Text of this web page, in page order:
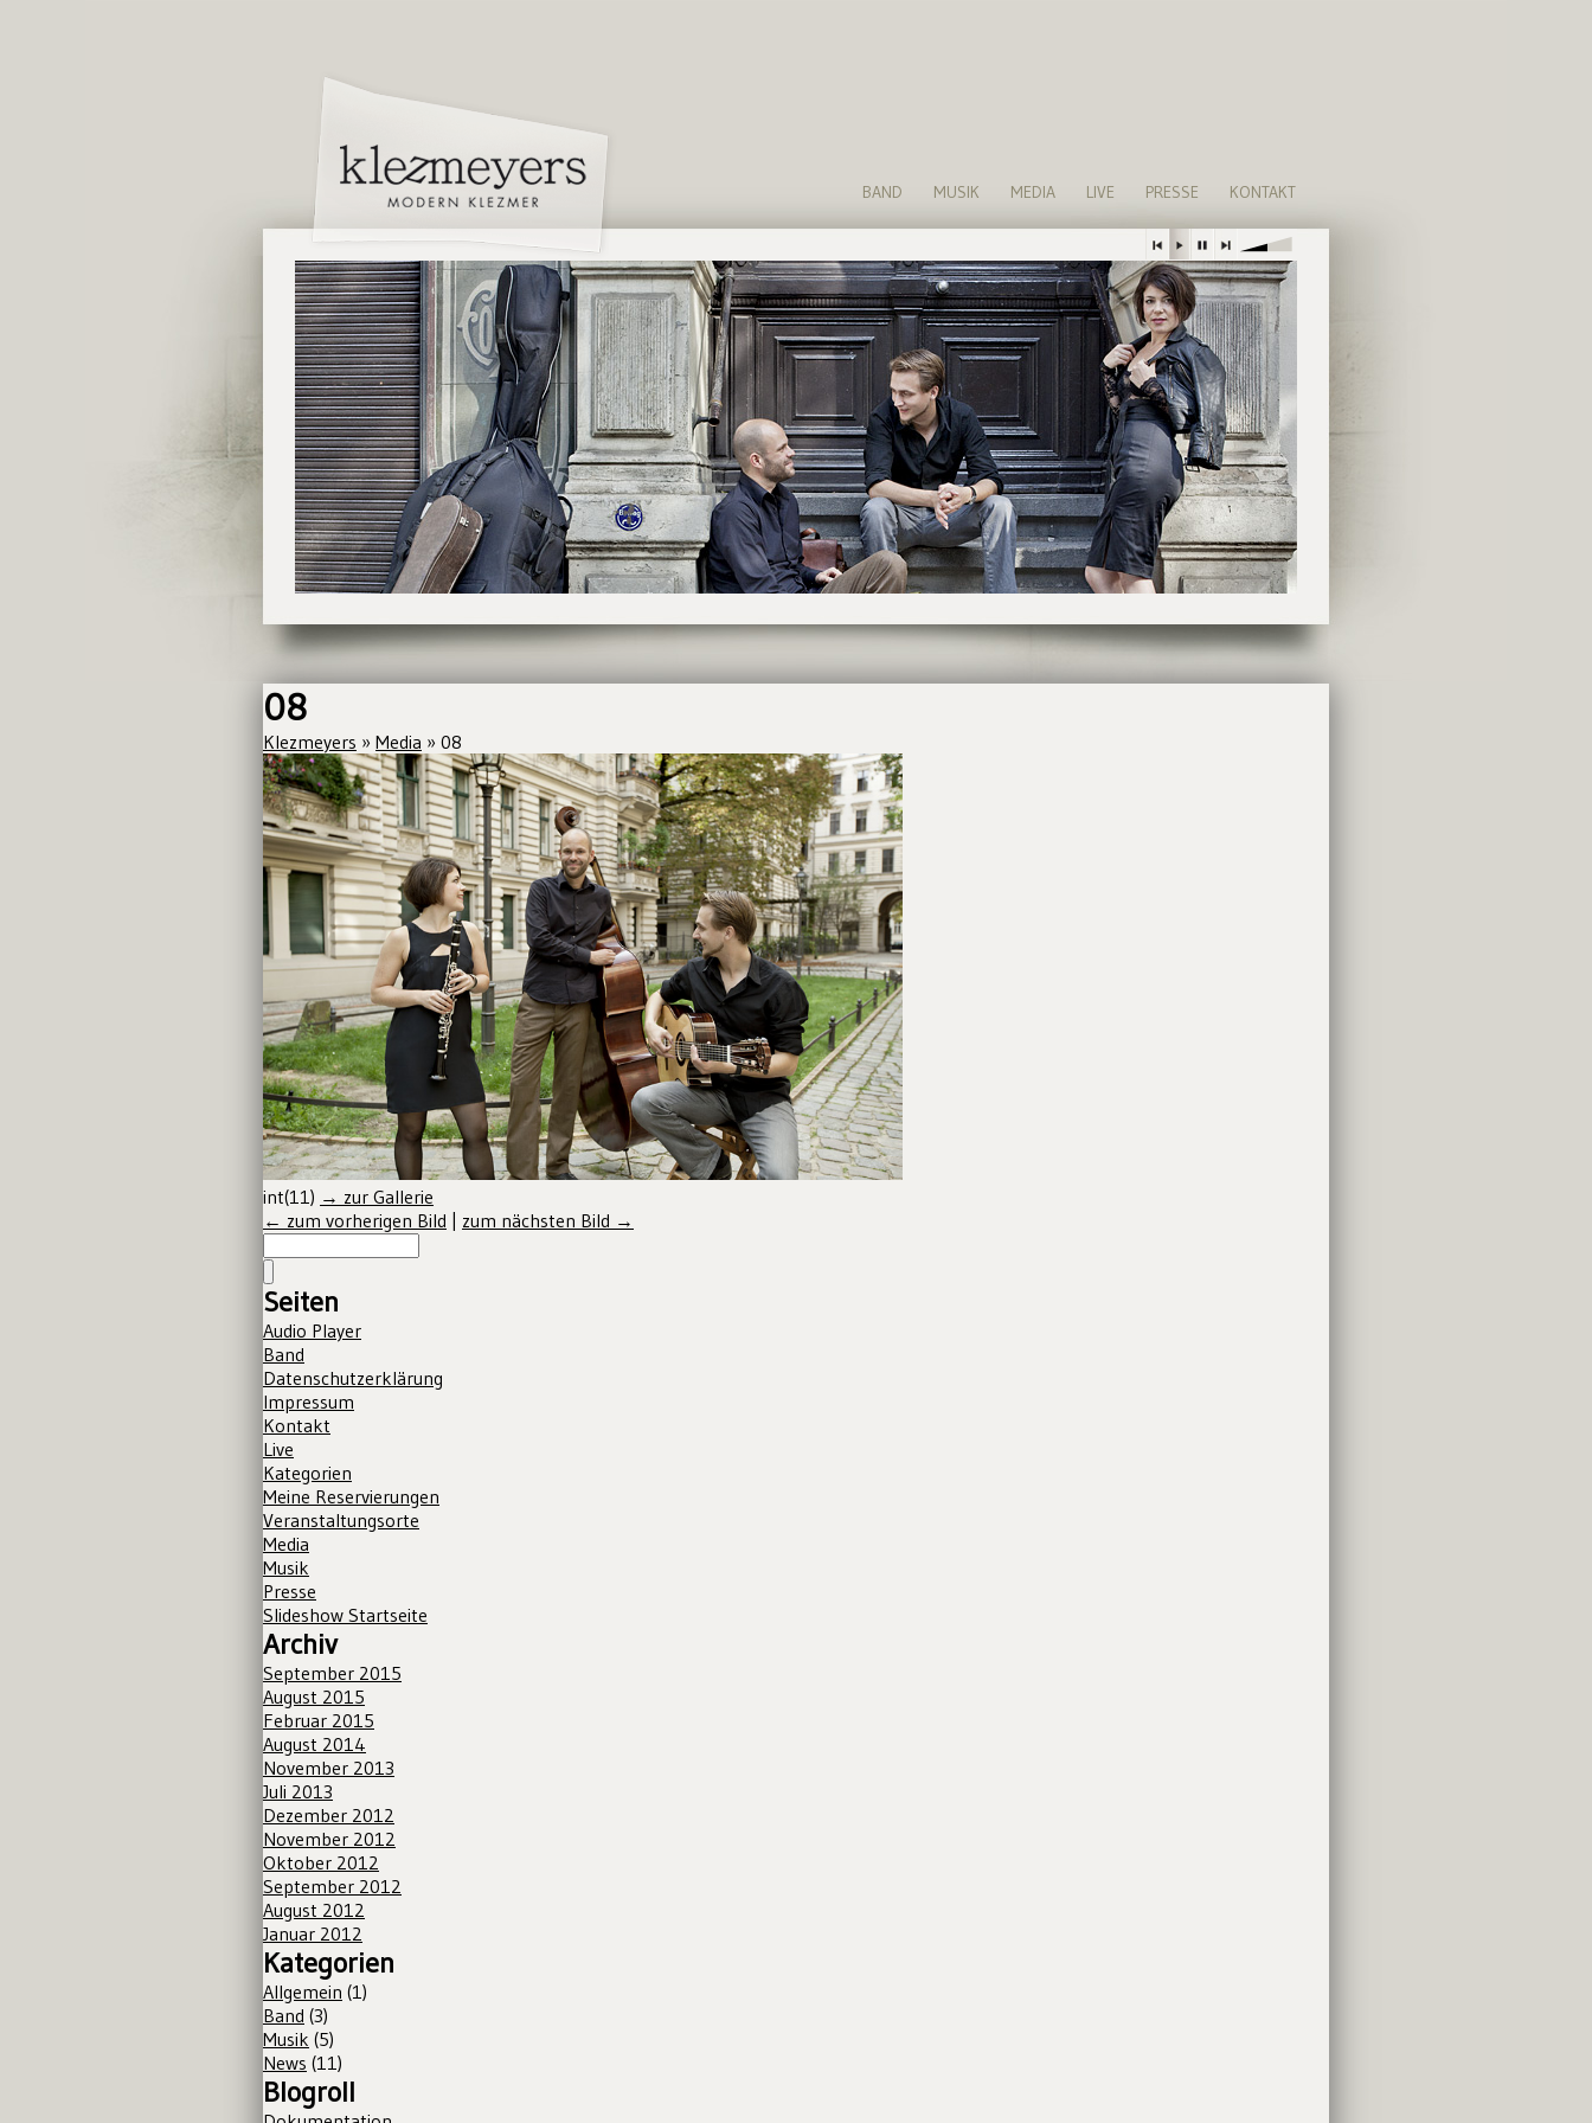
BAND MUSIK MEDIA LIVE PRESSE KONTAKT
08
Klezmeyers » Media » 08
int(11) → zur Gallerie
← zum vorherigen Bild
zum nächsten Bild →
Seiten
Audio Player
Band
Datenschutzerklärung
Impressum
Kontakt
Live
Kategorien
Meine Reservierungen
Veranstaltungsorte
Media
Musik
Presse
Slideshow Startseite
Archiv
September 2015
August 2015
Februar 2015
August 2014
November 2013
Juli 2013
Dezember 2012
November 2012
Oktober 2012
September 2012
August 2012
Januar 2012
Kategorien
Allgemein (1)
Band (3)
Musik (5)
News (11)
Blogroll